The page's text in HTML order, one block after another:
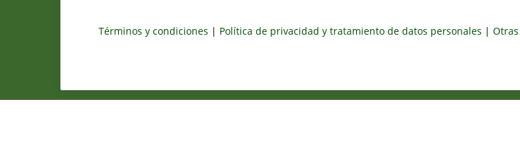
Términos y condiciones | Política de privacidad y tratamiento de datos personales |